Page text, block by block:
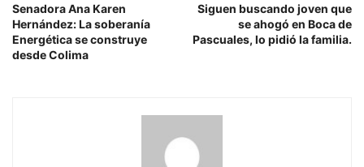
Senadora Ana Karen
Hernández: La soberanía
Energética se construye
desde Colima
Siguen buscando joven que
se ahogó en Boca de
Pascuales, lo pidió la familia.